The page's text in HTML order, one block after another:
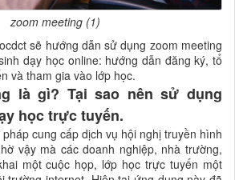
zoom meeting (1)
sẽ hướng dẫn sử dụng zoom meeting
dạy học online: hướng dẫn đăng ký, tổ
và tham gia vào lớp học.
là gì? Tại sao nên sử dụng
học trực tuyến.
pháp cung cấp dịch vụ hội nghị truyền hình
vậy mà các doanh nghiệp, nhà trường,
một cuộc họp, lớp học trực tuyến một